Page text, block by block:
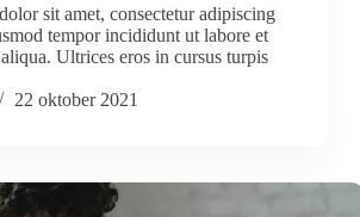
sit amet, consectetur adipiscing
tempor incididunt ut labore et
Ultrices eros in cursus turpis
22 oktober 2021